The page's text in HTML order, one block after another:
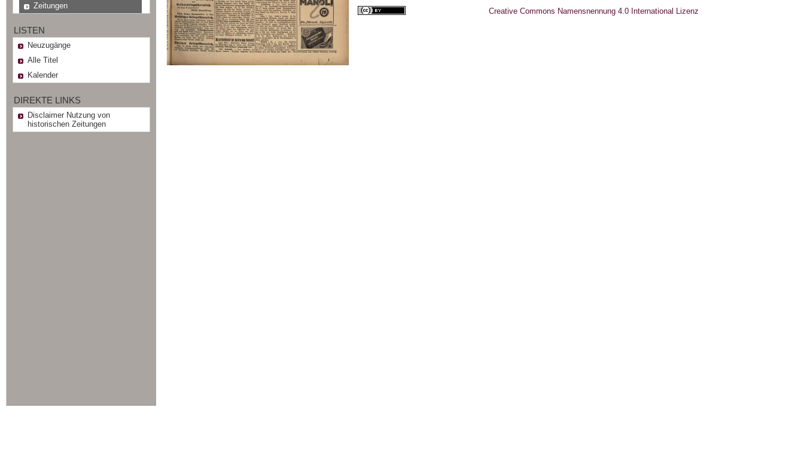
Zeitungen
LISTEN
Neuzugänge
Alle Titel
Kalender
DIREKTE LINKS
Disclaimer Nutzung von
historischen Zeitungen
Creative Commons Namensnennung 4.0 International Lizenz